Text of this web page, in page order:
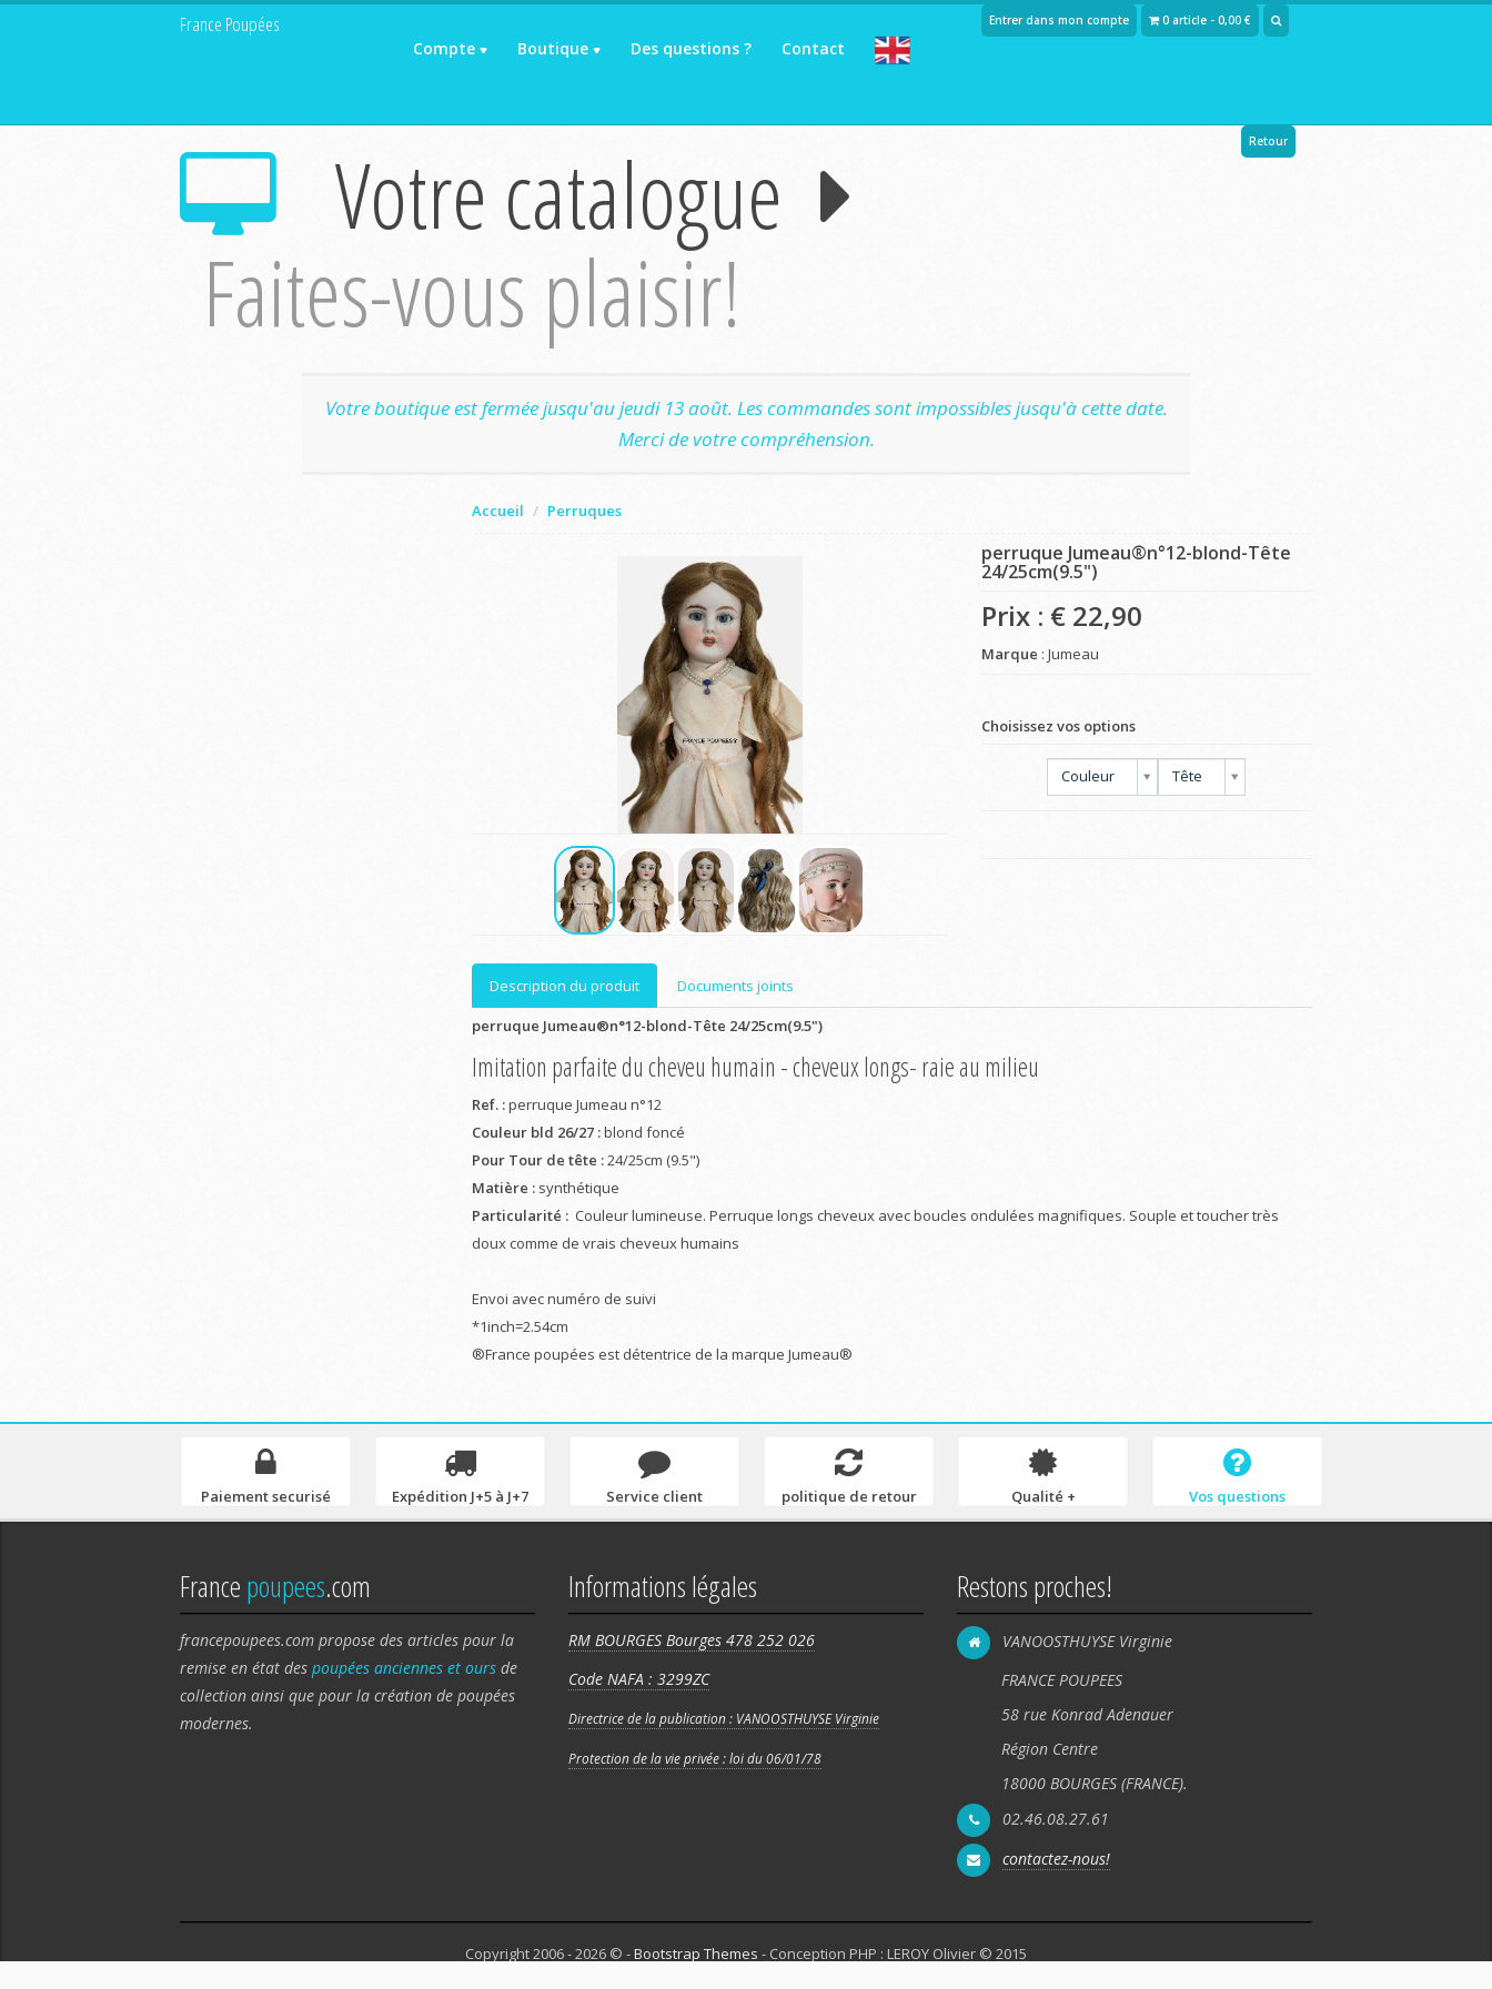
France Poupées
Compte Boutique Des questions ? Contact
Entrer dans mon compte 0 article - 0,00 €
Votre catalogue
Faites-vous plaisir!
Retour
Votre boutique est fermée jusqu'au jeudi 13 août. Les commandes sont impossibles jusqu'à cette date.
Merci de votre compréhension.
Accueil Perruques
perruque Jumeau®n°12-blond-Tête
24/25cm(9.5")
Prix : € 22,90
Marque : Jumeau
Choisissez vos options
Couleur Tête
Description du produit
Documents joints
perruque Jumeau®n°12-blond-Tête 24/25cm(9.5")
Imitation parfaite du cheveu humain - cheveux longs- raie au milieu
Ref. :perruque Jumeau n°12
Couleur bld 26/27 :blond foncé
Pour Tour de tête :24/25cm (9.5")
Matière :synthétique
Particularité : Couleur lumineuse. Perruque longs cheveux avec boucles ondulées magnifiques. Souple et toucher très
doux comme de vrais cheveux humains
Envoi avec numéro de suivi
*1inch=2.54cm
®France poupées est détentrice de la marque Jumeau®
Paiement securisé Expédition J+5 à J+7 Service client politique de retour Qualité + Vos questions
Francepoupees.com
francepoupees.com propose des articles pour la
remise en état des poupées anciennes et ours de
collection ainsi que pour la création de poupées
modernes.
Informations légales
RM BOURGES Bourges 478 252 026
Code NAFA : 3299ZC
Directrice de la publication : VANOOSTHUYSE Virginie
Protection de la vie privée : loi du 06/01/78
Restons proches!
VANOOSTHUYSE Virginie
FRANCE POUPEES
58 rue Konrad Adenauer
Région Centre
18000 BOURGES (FRANCE).
02.46.08.27.61
contactez-nous!
Copyright 2006 - 2026 © -Bootstrap Themes - Conception PHP : LEROY Olivier © 2015